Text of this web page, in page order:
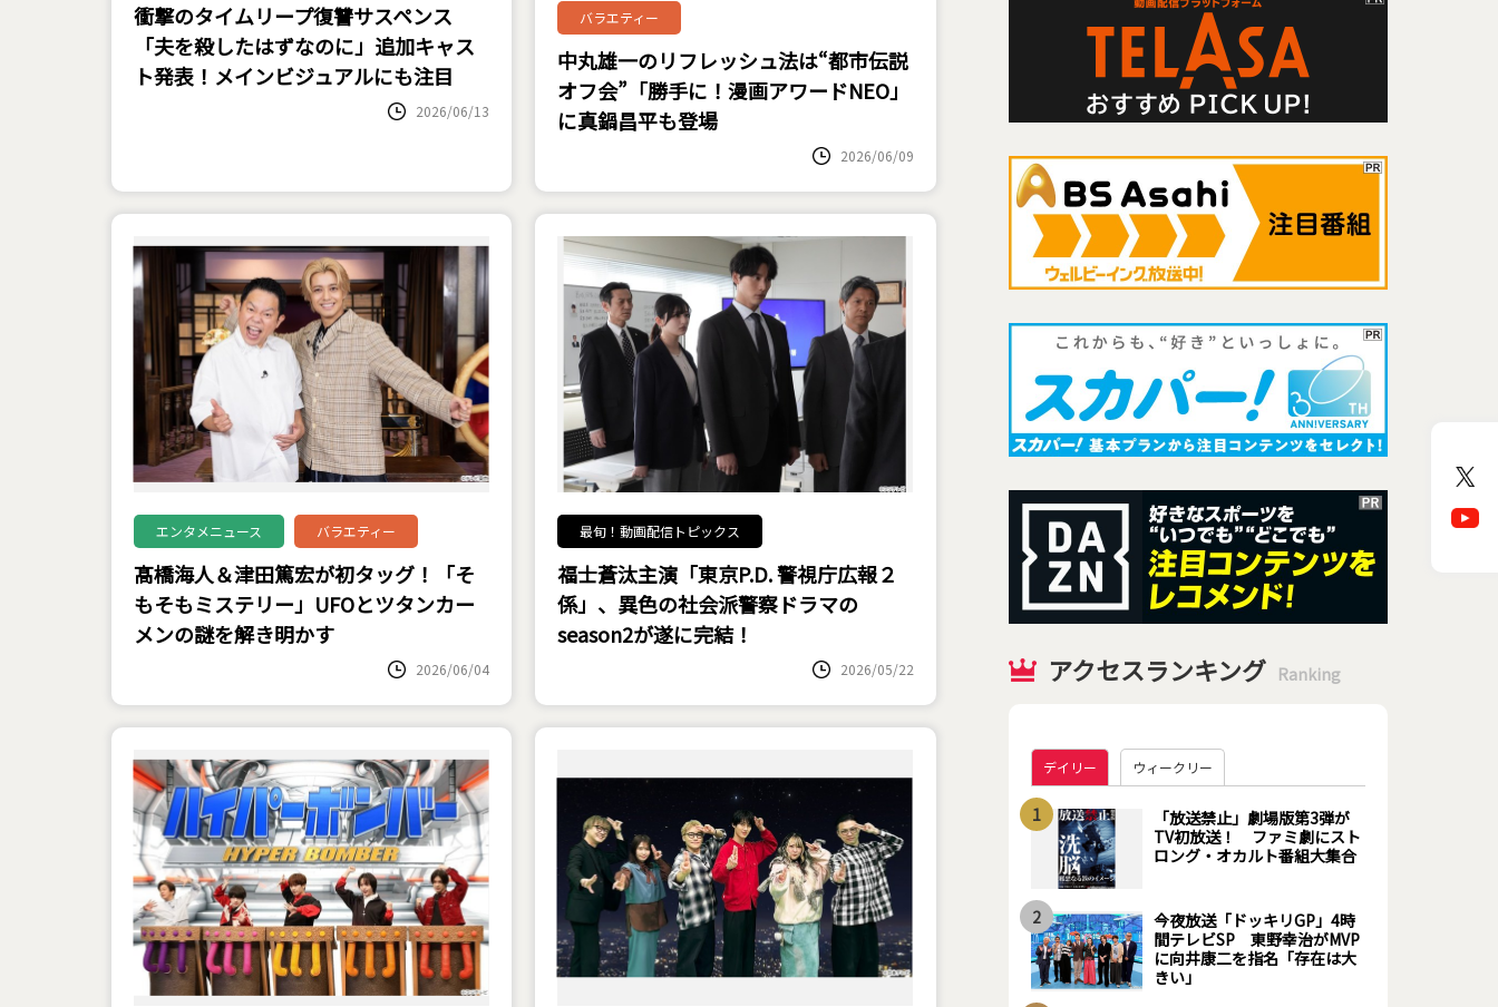
衝撃のタイムリープ復讐サスペンス
「夫を殺したはずなのに」追加キャス
ト発表！メインビジュアルにも注目
2026/06/13
バラエティー
中丸雄一のリフレッシュ法は“都市伝説
オフ会”「勝手に！漫画アワードNEO」
に真鍋昌平も登場
2026/06/09
エンタメニュース バラエティー
髙橋海人＆津田篤宏が初タッグ！「そ
もそもミステリー」UFOとツタンカー
メンの謎を解き明かす
2026/06/04
最旬！動画配信トピックス
福士蒼汰主演「東京P.D. 警視庁広報２
係」、異色の社会派警察ドラマの
season2が遂に完結！
2026/05/22 アクセスランキング Ranking
デイリー ウィークリー
1
「放送禁止」劇場版第3弾が
TV初放送！ ファミ劇にスト
ロング・オカルト番組大集合
2
今夜放送「ドッキリGP」4時
間テレビSP 東野幸治がMVP
に向井康二を指名「存在は大
きい」